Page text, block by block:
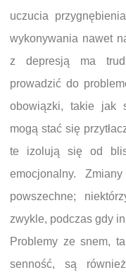
uczucia
wykonywania nawet
z depresją ma
prowadzić do
obowiązki, takie jak
mogą stać się
te izolują się od
emocjonalny.
powszechne;
zwykle, podczas gdy
Problemy ze snem,
senność, są